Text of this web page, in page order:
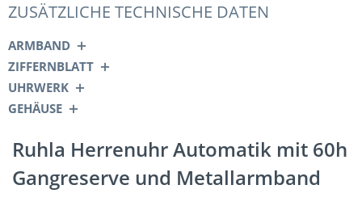
ZUSÄTZLICHE TECHNISCHE DATEN
ARMBAND
ZIFFERNBLATT
UHRWERK
GEHÄUSE
Ruhla Herrenuhr Automatik mit 60h
Gangreserve und Metallarmband